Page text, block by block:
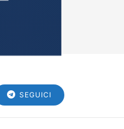
SEGUICI